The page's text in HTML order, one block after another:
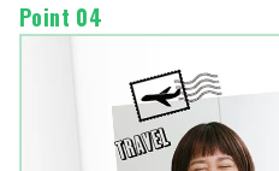
Point 04